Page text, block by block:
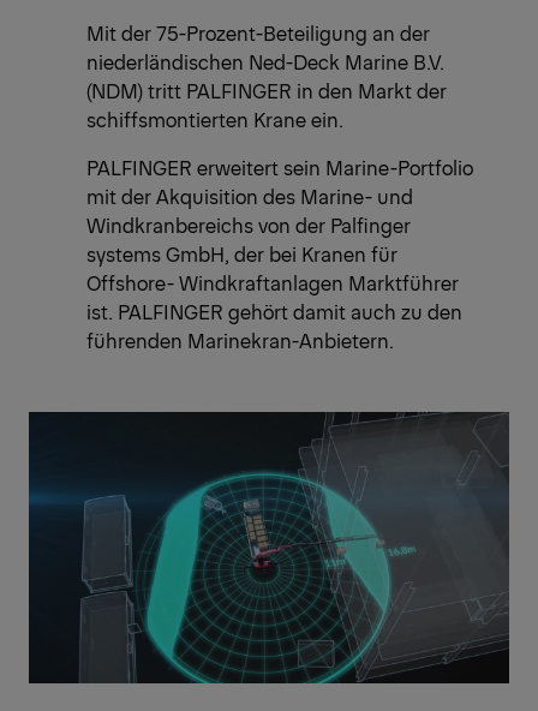
Mit der 75-Prozent-Beteiligung an der
niederländischen Ned-Deck Marine B.V.
(NDM) tritt PALFINGER in den Markt der
schiffsmontierten Krane ein.
PALFINGER erweitert sein Marine-Portfolio
mit der Akquisition des Marine- und
Windkranbereichs von der Palfinger
systems GmbH, der bei Kranen für
Offshore- Windkraftanlagen Marktführer
ist. PALFINGER gehört damit auch zu den
führenden Marinekran-Anbietern.